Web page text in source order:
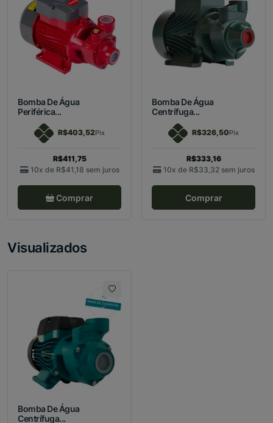
Bomba De Água
Periférica...
R$403,52Pix
R$411,75
10x de R$41,18 sem juros
Comprar
Bomba De Água
Centrífuga...
R$326,50Pix
R$333,16
10x de R$33,32 sem juros
Comprar
Visualizados
Bomba De Água
Centrífuga...